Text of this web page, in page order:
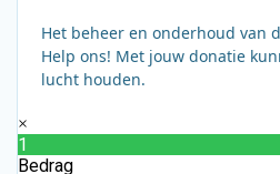
Het beheer en onderhoud van
Help ons! Met jouw donatie
lucht houden.